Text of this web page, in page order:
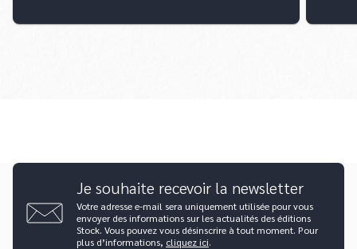
Je souhaite recevoir la newsletter
Votre adresse e-mail sera uniquement utilisée pour vous
envoyer des informations sur les actualités des éditions
Stock. Vous pouvez vous désinscrire à tout moment. Pour
plus d’informations, cliquez ici.